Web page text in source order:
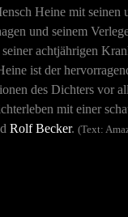
Heine mit seinen
und seinem
achtjährigen
ist der
des Dichters vor
mit einer
Rolf Becker. (Text: